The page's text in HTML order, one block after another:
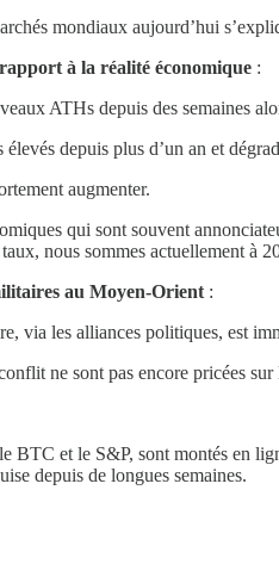
mondiaux aujourd’hui
à la réalité économique :
ATHs depuis des semaines
élevés depuis plus d’un an et
augmenter.
qui sont souvent
nous sommes actuellement à
au Moyen-Orient :
via les alliances politiques, est
ne sont pas encore pricées
BTC et le S&P, sont montés en
depuis de longues semaines.